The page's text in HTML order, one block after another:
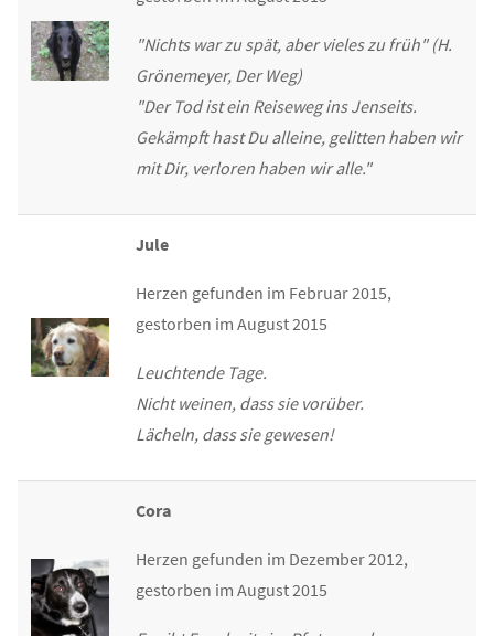
"Nichts war zu spät, aber vieles zu früh" (H.
Grönemeyer, Der Weg)
"Der Tod ist ein Reiseweg ins Jenseits.
Gekämpft hast Du alleine, gelitten haben wir
mit Dir, verloren haben wir alle."
Jule
Herzen gefunden im Februar 2015,
gestorben im August 2015
Leuchtende Tage.
Nicht weinen, dass sie vorüber.
Lächeln, dass sie gewesen!
Cora
Herzen gefunden im Dezember 2012,
gestorben im August 2015